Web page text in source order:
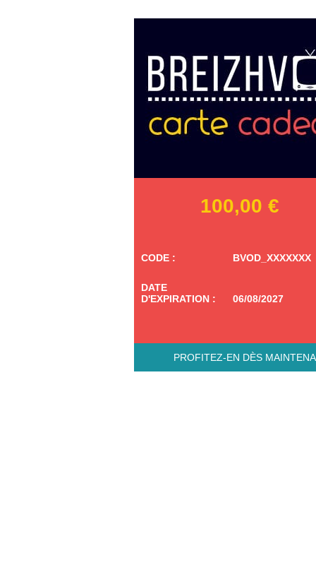
100,00 €
CODE : BVOD_XXXXXXX
DATE
D'EXPIRATION :
06/08/2027
PROFITEZ-EN DÈS